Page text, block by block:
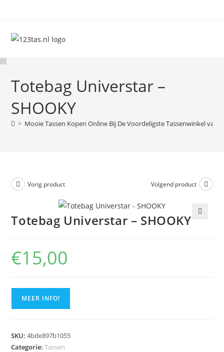
inhoud
Totebag Universtar –
SHOOKY
> Mooie Tassen Kopen Online Bij De Voordeligste Tassenwinkel van
Vorig product Volgend product
Totebag Universtar – SHOOKY
€15,00
MEER INFO!
SKU:4bde897b1055
Categorie:Tassen